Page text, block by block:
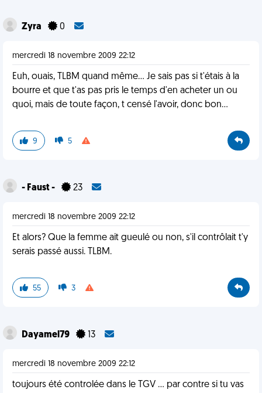
Zyra 0
mercredi 18 novembre 2009 22:12
Euh, ouais, TLBM quand même... Je sais pas si t'étais à la
bourre et que t'as pas pris le temps d'en acheter un ou
quoi, mais de toute façon, t censé l'avoir, donc bon...
9 5
- Faust - 23
mercredi 18 novembre 2009 22:12
Et alors? Que la femme ait gueulé ou non, s'il contrôlait t'y
serais passé aussi. TLBM.
55 3
Dayamel79 13
mercredi 18 novembre 2009 22:12
toujours été controlée dans le TGV ... par contre si tu vas